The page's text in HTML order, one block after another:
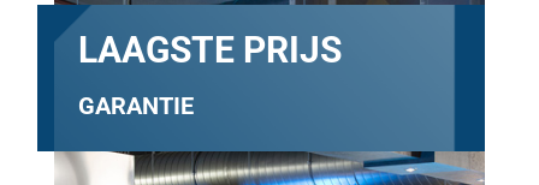
LAAGSTE PRIJS
GARANTIE